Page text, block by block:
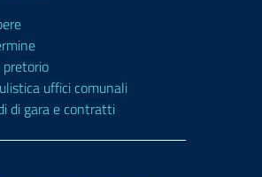
uffici comunali
di gara e contratti